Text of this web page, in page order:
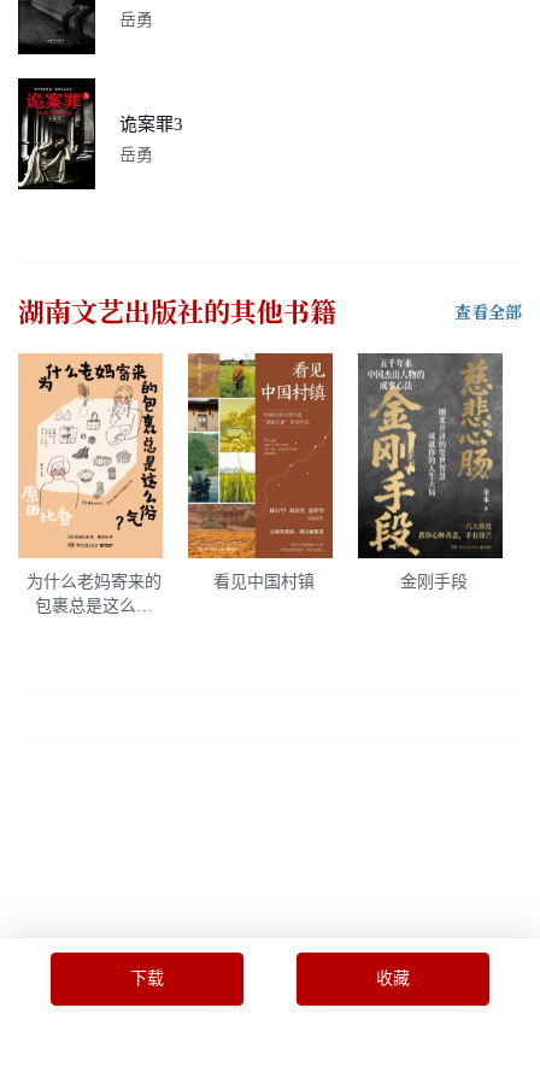
岳勇
诡案罪3
岳勇
湖南文艺出版社的其他书籍 查看全部
为什么老妈寄来的
包裹总是这么俗
看见中国村镇 金刚手段
下载 收藏